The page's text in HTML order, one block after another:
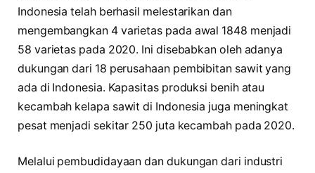
Indonesia telah berhasil melestarikan dan
mengembangkan 4 varietas pada awal 1848 menjadi
58 varietas pada 2020. Ini disebabkan oleh adanya
dukungan dari 18 perusahaan pembibitan sawit yang
ada di Indonesia. Kapasitas produksi benih atau
kecambah kelapa sawit di Indonesia juga meningkat
pesat menjadi sekitar 250 juta kecambah pada 2020.
Melalui pembudidayaan dan dukungan dari industri